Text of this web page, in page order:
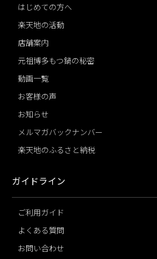
はじめての方へ
楽天地の活動
店舗案内
元祖博多もつ鍋の秘密
動画一覧
お客様の声
お知らせ
メルマガバックナンバー
楽天地のふるさと納税
ガイドライン
ご利用ガイド
よくある質問
お問い合わせ